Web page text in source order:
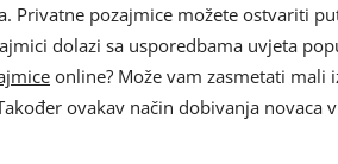
Privatne pozajmice možete ostvariti
dolazi sa usporedbama uvjeta
online? Može vam zasmetati
ovakav način dobivanja novaca